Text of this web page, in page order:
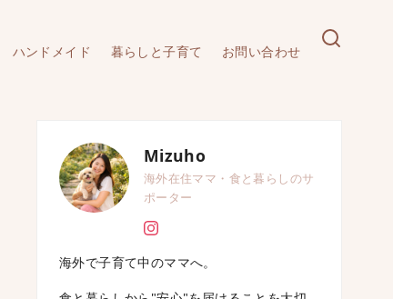
ハンドメイド 暮らしと子育て お問い合わせ
Mizuho
海外在住ママ・食と暮らしのサ
ポーター
海外で子育て中のママへ。